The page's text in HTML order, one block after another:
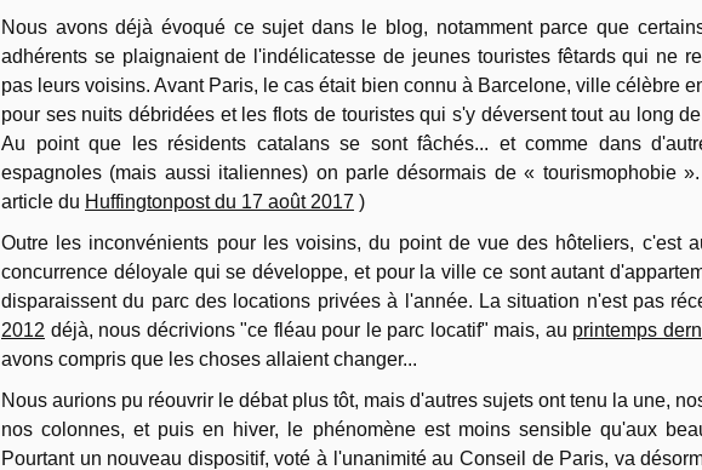
Nous avons déjà évoqué ce sujet dans le blog, notamment parce que
adhérents se plaignaient de l'indélicatesse de jeunes touristes fêtards qui ne
pas leurs voisins. Avant Paris, le cas était bien connu à Barcelone, ville célèbre
pour ses nuits débridées et les flots de touristes qui s'y déversent tout au long
Au point que les résidents catalans se sont fâchés... et comme dans
espagnoles (mais aussi italiennes) on parle désormais de « tourismophobie
article du Huffingtonpost du 17 août 2017 )
Outre les inconvénients pour les voisins, du point de vue des hôteliers, c'est
concurrence déloyale qui se développe, et pour la ville ce sont autant
disparaissent du parc des locations privées à l'année. La situation n'est pas
2012 déjà, nous décrivions "ce fléau pour le parc locatif" mais, au printemps
avons compris que les choses allaient changer...
Nous aurions pu réouvrir le débat plus tôt, mais d'autres sujets ont tenu la une,
nos colonnes, et puis en hiver, le phénomène est moins sensible qu'aux
Pourtant un nouveau dispositif, voté à l'unanimité au Conseil de Paris, va